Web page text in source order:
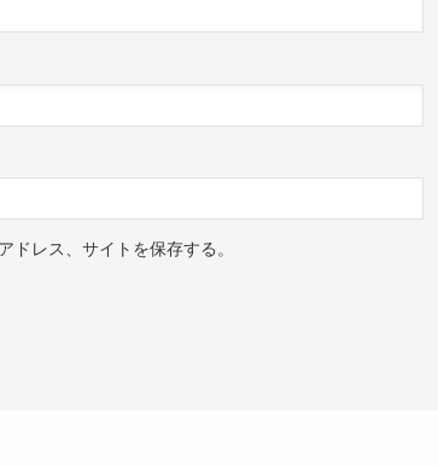
ドレス、サイトを保存する。